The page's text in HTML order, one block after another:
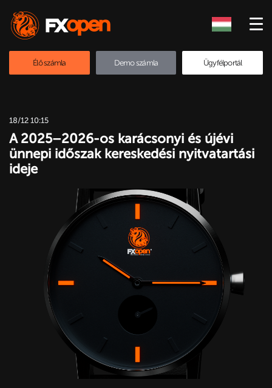
Élő számla Demo számla Ügyfélportál
18/12 10:15
A 2025–2026-os karácsonyi és újévi
ünnepi időszak kereskedési nyitvatartási
ideje